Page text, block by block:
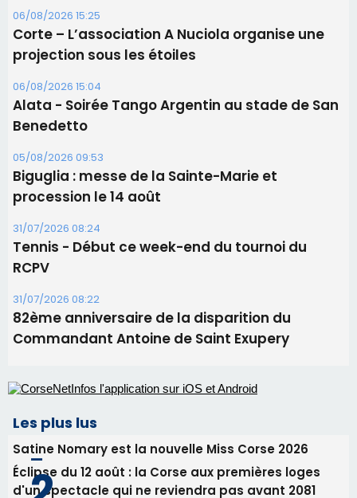
05/08/2026 09:53
Biguglia : messe de la Sainte-Marie et
procession le 14 août
31/07/2026 08:24
Tennis - Début ce week-end du tournoi du
RCPV
31/07/2026 08:22
82ème anniversaire de la disparition du
Commandant Antoine de Saint Exupery
Les plus lus
Satine Nomary est la nouvelle Miss Corse 2026
Éclipse du 12 août : la Corse aux premières loges
d'un spectacle qui ne reviendra pas avant 2081
avant le concert de Mosimann
consommation en recul dans les restaurants
La gendarmerie alerte les restaurateurs corses
face à une nouvelle escroquerie au faux vendeur de
vin